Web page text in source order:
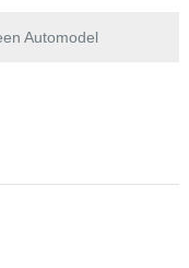
Automodel